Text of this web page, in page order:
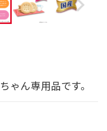
ア
Next
ゃん専用品です。